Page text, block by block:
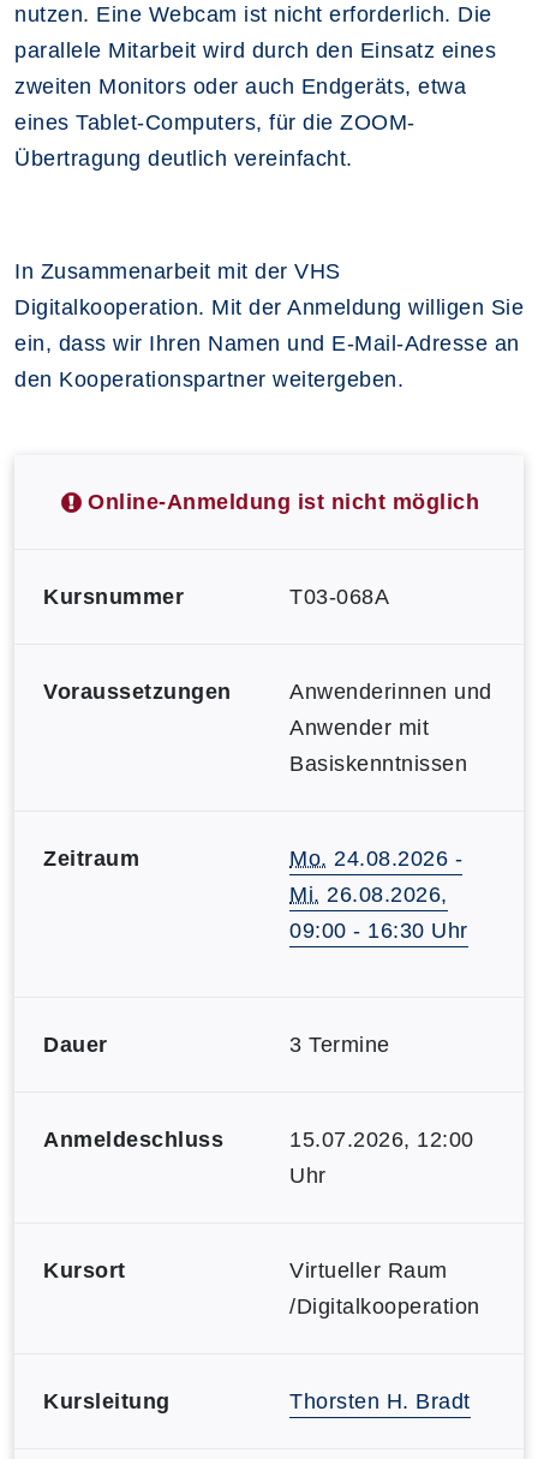
nutzen. Eine Webcam ist nicht erforderlich. Die
parallele Mitarbeit wird durch den Einsatz eines
zweiten Monitors oder auch Endgeräts, etwa
eines Tablet-Computers, für die ZOOM-
Übertragung deutlich vereinfacht.
In Zusammenarbeit mit der VHS
Digitalkooperation. Mit der Anmeldung willigen Sie
ein, dass wir Ihren Namen und E-Mail-Adresse an
den Kooperationspartner weitergeben.
Online-Anmeldung ist nicht möglich
Kursnummer T03-068A
Voraussetzungen
Anwenderinnen und
Anwender mit
Basiskenntnissen
Zeitraum Mo. 24.08.2026 -
Mi. 26.08.2026,
09:00 - 16:30 Uhr
Dauer 3 Termine
Anmeldeschluss
15.07.2026, 12:00
Uhr
Kursort
Virtueller Raum
/Digitalkooperation
Kursleitung Thorsten H. Bradt